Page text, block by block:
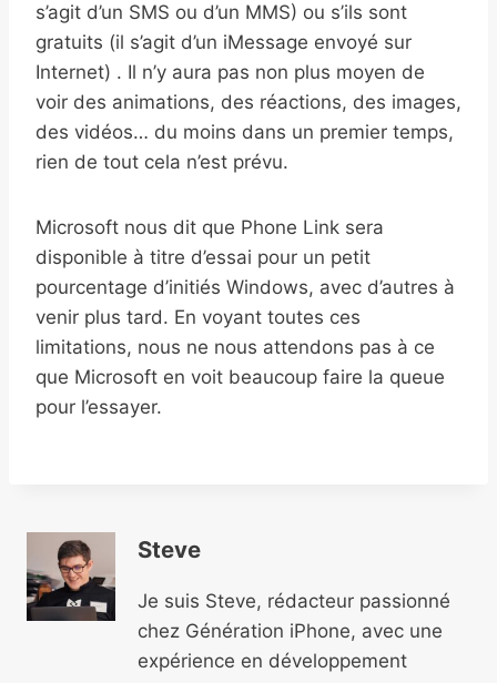
s’agit d’un SMS ou d’un MMS) ou s’ils sont
gratuits (il s’agit d’un iMessage envoyé sur
Internet) . Il n’y aura pas non plus moyen de
voir des animations, des réactions, des images,
des vidéos… du moins dans un premier temps,
rien de tout cela n’est prévu.
Microsoft nous dit que Phone Link sera
disponible à titre d’essai pour un petit
pourcentage d’initiés Windows, avec d’autres à
venir plus tard. En voyant toutes ces
limitations, nous ne nous attendons pas à ce
que Microsoft en voit beaucoup faire la queue
pour l’essayer.
Steve
Je suis Steve, rédacteur passionné
chez Génération iPhone, avec une
expérience en développement